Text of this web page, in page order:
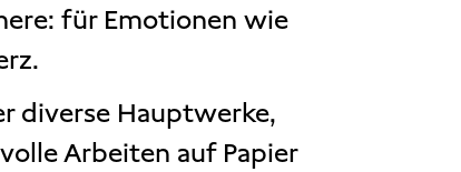
für Emotionen wie
diverse Hauptwerke,
Arbeiten auf Papier